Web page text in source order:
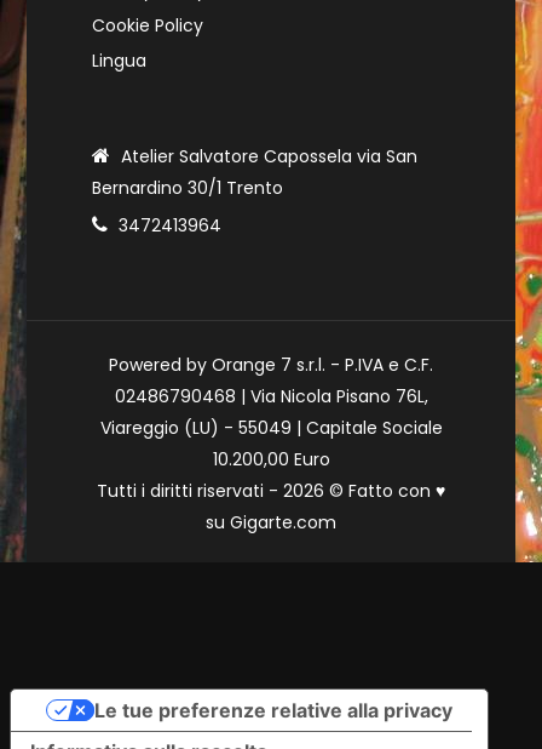
Cookie Policy
Lingua
Atelier Salvatore Capossela via San
Bernardino 30/1 Trento
3472413964
Powered by Orange 7 s.r.l. - P.IVA e C.F.
02486790468 | Via Nicola Pisano 76L,
Viareggio (LU) - 55049 | Capitale Sociale
10.200,00 Euro
Tutti i diritti riservati - 2026 © Fatto con ♥
su Gigarte.com
Le tue preferenze relative alla privacy